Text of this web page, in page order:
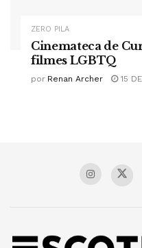
ZERO PILA
Cinemateca de
filmes LGBTQ
por Renan Archer 15